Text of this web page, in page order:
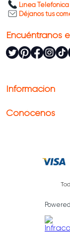
Información
Conócenos
Línea Telefónica
Déjanos tus
Encuéntranos